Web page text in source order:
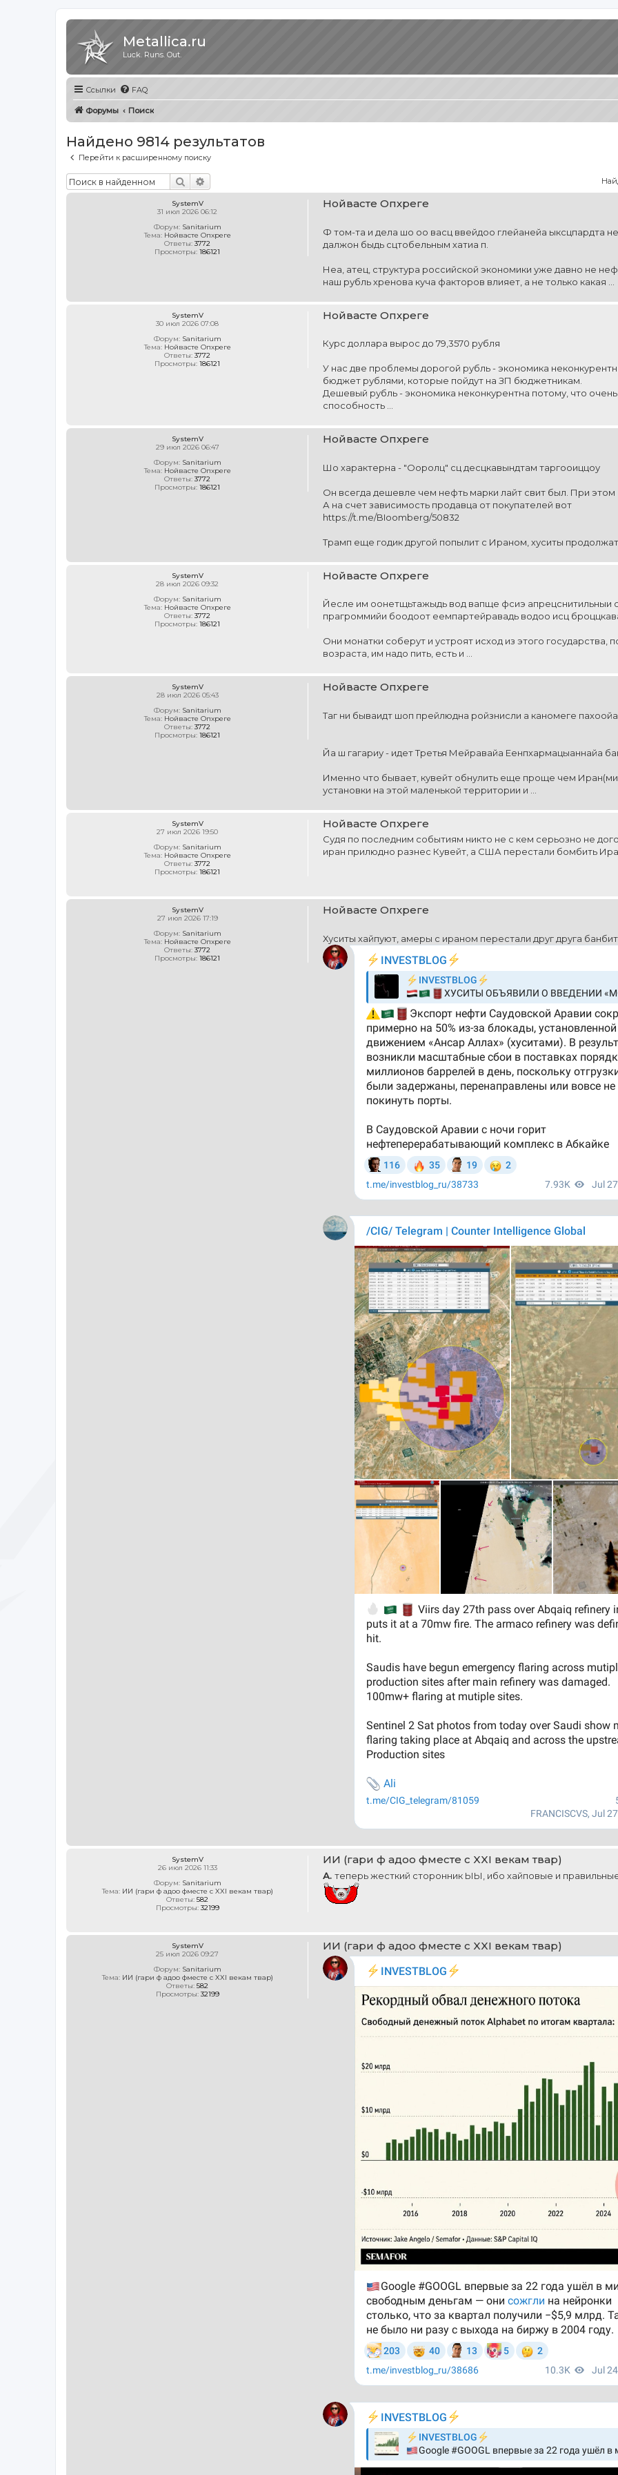
Metallica.ru
Luck. Runs. Out.
Ссылки FAQ
Форумы Поиск
Найдено 9814 результатов
Перейти к расширенному поиску
Поиск
SystemV
31 июл 2026 06:12
Форум: Sanitarium
Тема: Нойвасте Опхреге
Ответы:3772
Просмотры:186121
Нойвасте Опхреге
Ф том-та и дела шо оо васц ввейдоо глейанейа ыксцпардта
далжон быдь сцтобельным хатиа п.
Неа, атец, структура российской экономики уже давно не
наш рубль хренова куча факторов влияет, а не только какая ...
SystemV
30 июл 2026 07:08
Форум: Sanitarium
Тема: Нойвасте Опхреге
Ответы:3772
Просмотры:186121
Нойвасте Опхреге
Курс доллара вырос до 79,3570 рубля
У нас две проблемы дорогой рубль - экономика
бюджет рублями, которые пойдут на ЗП бюджетникам.
Дешевый рубль - экономика неконкурентна потому, что
способность ...
SystemV
29 июл 2026 06:47
Форум: Sanitarium
Тема: Нойвасте Опхреге
Ответы:3772
Просмотры:186121
Нойвасте Опхреге
Шо характерна - "Ооролц" сц десцкавындтам таргооиццоу
Он всегда дешевле чем нефть марки лайт свит был. При этом
А на счет зависимость продавца от покупателей вот
https://t.me/BIoomberg/50832
Трамп еще годик другой попылит с Ираном, хуситы
SystemV
28 июл 2026 09:32
Форум: Sanitarium
Тема: Нойвасте Опхреге
Ответы:3772
Просмотры:186121
Нойвасте Опхреге
Йесле им оонетщьтажыдь вод вапще фсиэ апрецснитильныи
прагроммийи боодоот еемпартейравадь водоо исц
Они монатки соберут и устроят исход из этого
возраста, им надо пить, есть и ...
SystemV
28 июл 2026 05:43
Форум: Sanitarium
Тема: Нойвасте Опхреге
Ответы:3772
Просмотры:186121
Нойвасте Опхреге
Таг ни бываидт шоп прейлюдна ройзнисли а каномеге
Йа ш гагариу - идет Третья Мейравайа Еенпхармацыаннайа
Именно что бывает, кувейт обнулить еще проще чем
установки на этой маленькой территории и ...
SystemV
27 июл 2026 19:50
Форум: Sanitarium
Тема: Нойвасте Опхреге
Ответы:3772
Просмотры:186121
Нойвасте Опхреге
Судя по последним событиям никто не с кем серьозно не
иран прилюдно разнес Кувейт, а США перестали бомбить
SystemV
27 июл 2026 17:19
Форум: Sanitarium
Тема: Нойвасте Опхреге
Ответы:3772
Просмотры:186121
Нойвасте Опхреге
Хуситы хайпуют, амеры с ираном перестали друг друга
SystemV
26 июл 2026 11:33
Форум: Sanitarium
Тема: ИИ (гари ф адоо фместе с XXI векам твар)
Ответы:582
Просмотры: 32199
ИИ (гари ф адоо фместе с XXI векам твар)
А.теперь жесткий сторонник ЫЫ, ибо хайповые и
SystemV
25 июл 2026 09:27
Форум: Sanitarium
Тема: ИИ (гари ф адоо фместе с XXI векам твар)
Ответы:582
Просмотры: 32199
ИИ (гари ф адоо фместе с XXI векам твар)